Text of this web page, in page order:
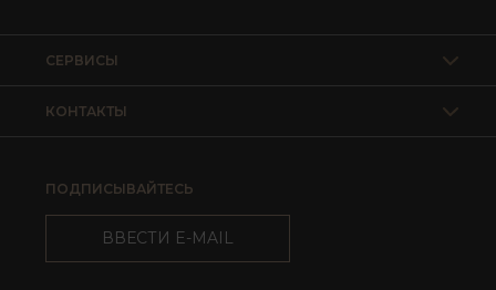
КОНТАКТЫ
СЕРВИСЫ
ПОДПИСЫВАЙТЕСЬ
ВВЕСТИ E-MAIL